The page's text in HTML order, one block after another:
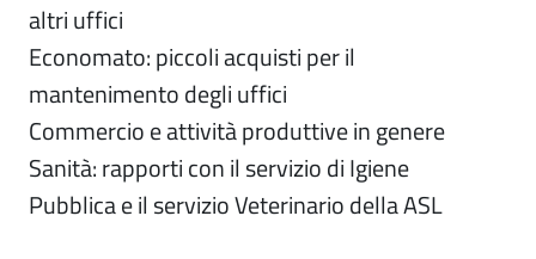
altri uffici
Economato: piccoli acquisti per il
mantenimento degli uffici
Commercio e attività produttive in genere
Sanità: rapporti con il servizio di Igiene
Pubblica e il servizio Veterinario della ASL